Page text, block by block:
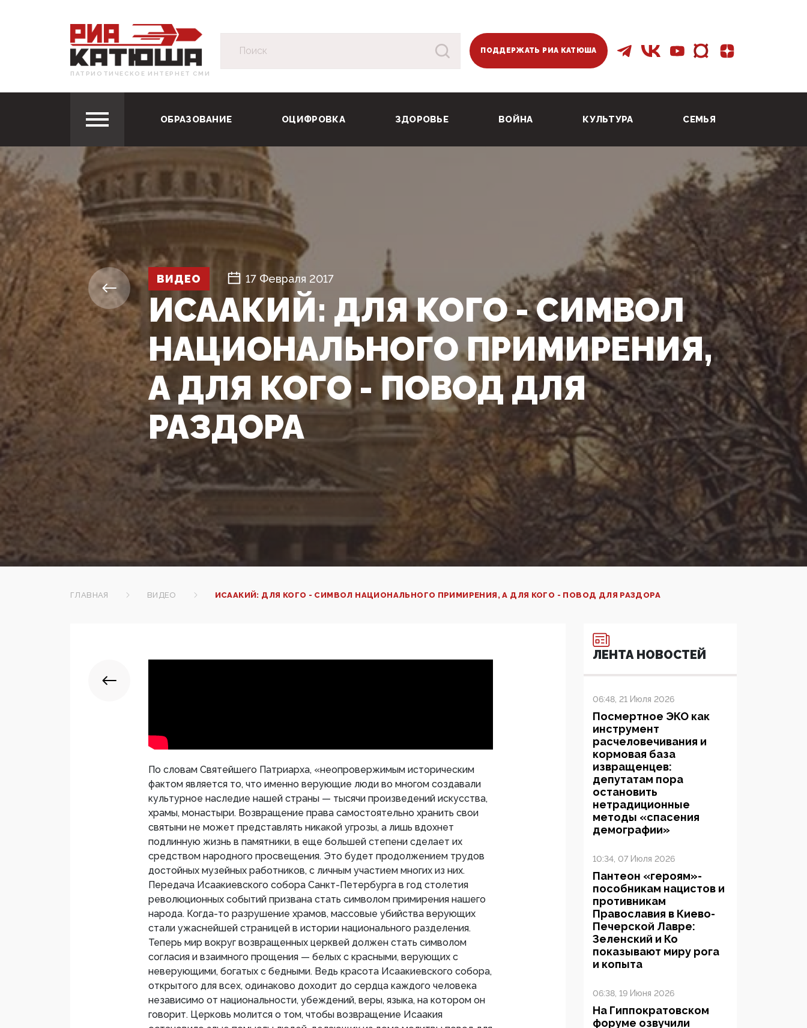
ПАТРИОТИЧЕСКОЕ ИНТЕРНЕТ СМИ
ПОДДЕРЖАТЬ РИА КАТЮША
ОБРАЗОВАНИЕ ОЦИФРОВКА ЗДОРОВЬЕ ВОЙНА КУЛЬТУРА СЕМЬЯ
ВИДЕО 17 Февраля 2017
ИСААКИЙ: ДЛЯ КОГО - СИМВОЛ
НАЦИОНАЛЬНОГО ПРИМИРЕНИЯ,
А ДЛЯ КОГО - ПОВОД ДЛЯ
РАЗДОРА
ГЛАВНАЯ ВИДЕО ИСААКИЙ: ДЛЯ КОГО - СИМВОЛ НАЦИОНАЛЬНОГО ПРИМИРЕНИЯ, А ДЛЯ КОГО - ПОВОД ДЛЯ РАЗДОРА
По словам Святейшего Патриарха, «неопровержимым историческим
фактом является то, что именно верующие люди во многом создавали
культурное наследие нашей страны — тысячи произведений искусства,
храмы, монастыри. Возвращение права самостоятельно хранить свои
святыни не может представлять никакой угрозы, а лишь вдохнет
подлинную жизнь в памятники, в еще большей степени сделает их
средством народного просвещения. Это будет продолжением трудов
достойных музейных работников, с личным участием многих из них.
Передача Исаакиевского собора Санкт-Петербурга в год столетия
революционных событий призвана стать символом примирения нашего
народа. Когда-то разрушение храмов, массовые убийства верующих
стали ужаснейшей страницей в истории национального разделения.
Теперь мир вокруг возвращенных церквей должен стать символом
согласия и взаимного прощения — белых с красными, верующих с
неверующими, богатых с бедными. Ведь красота Исаакиевского собора,
открытого для всех, одинаково доходит до сердца каждого человека
независимо от национальности, убеждений, веры, языка, на котором он
говорит. Церковь молится о том, чтобы возвращение Исаакия
ЛЕНТА НОВОСТЕЙ
06:48, 21 Июля 2026
Посмертное ЭКО как
инструмент
расчеловечивания и
кормовая база
извращенцев:
депутатам пора
остановить
нетрадиционные
методы «спасения
демографии»
10:34, 07 Июля 2026
Пантеон «героям»-
пособникам нацистов и
противникам
Православия в Киево-
Печерской Лавре:
Зеленский и Ко
показывают миру рога
и копыта
06:38, 19 Июня 2026
На Гиппократовском
форуме озвучили